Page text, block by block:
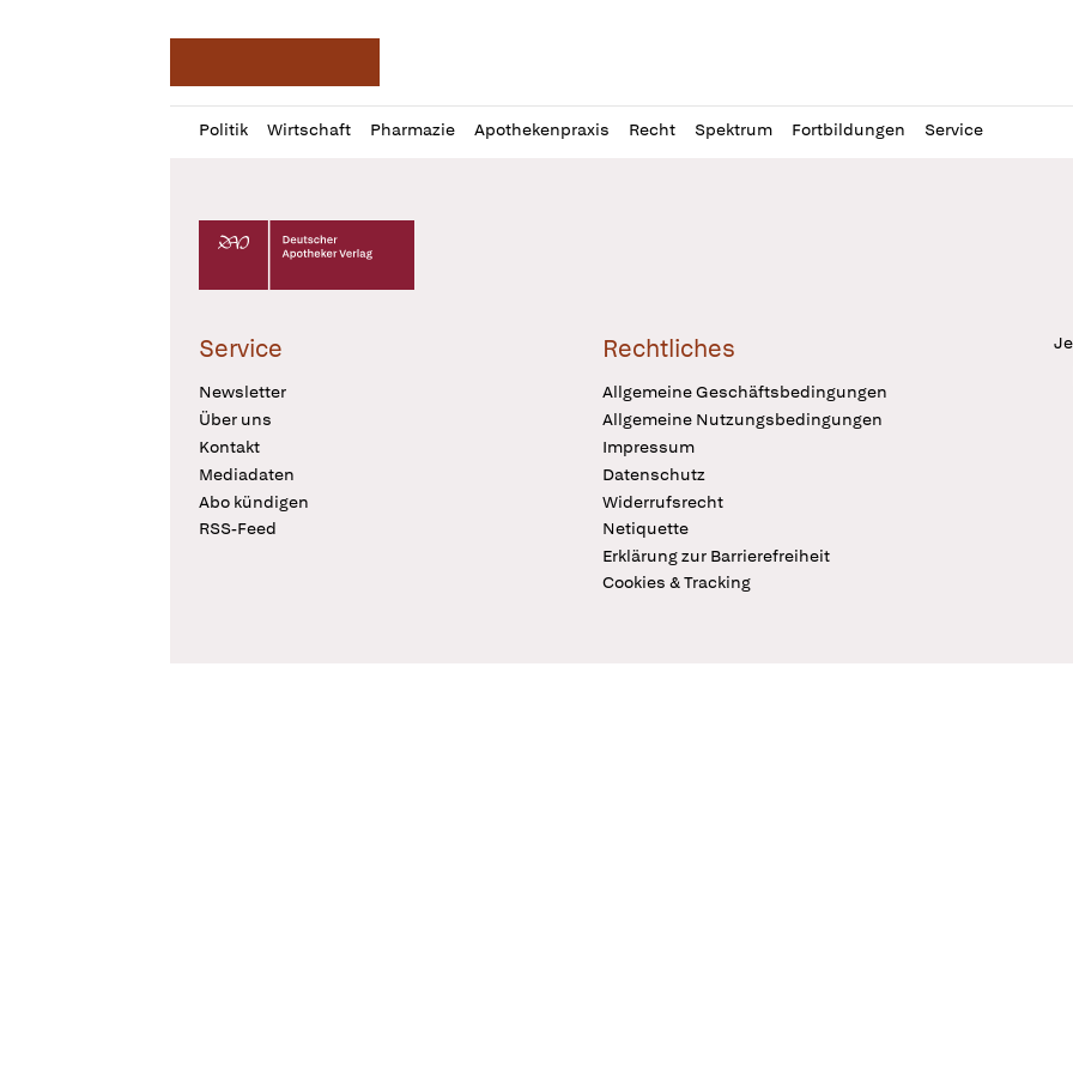
Politik Wirtschaft Pharmazie Apothekenpraxis Recht Spektrum Fortbildungen Service
Profil
öffnen
Daz
Pur
Deutscher Apotheker Verlag Logo
Service
Newsletter
Über uns
Kontakt
Mediadaten
Abo kündigen
RSS-Feed
Rechtliches
Allgemeine Geschäftsbedingungen
Allgemeine Nutzungsbedingungen
Impressum
Datenschutz
Widerrufsrecht
Netiquette
Erklärung zur Barrierefreiheit
Cookies & Tracking